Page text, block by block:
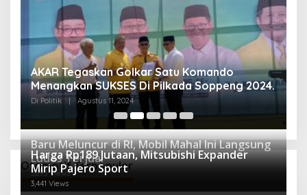
AKAR Tegaskan Golkar Satu Komando
Menangkan SUKSES Di Pilkada Soppeng 2024.
Di Politik Agustus 11, 2024
Otomotif Terpopuler
Baru Meluncur di RI, Mobil Mahal Ini Langsung
Ludes Terjual
3,895 Views
Harga Rp189 Jutaan, Mitsubishi Expander
Mirip Pajero Sport
3,441 Views